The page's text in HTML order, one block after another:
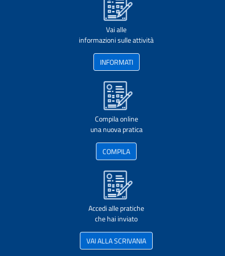
Vai alle
informazioni sulle attività
INFORMATI
Compila online
una nuova pratica
COMPILA
Accedi alle pratiche
che hai inviato
VAI ALLA SCRIVANIA